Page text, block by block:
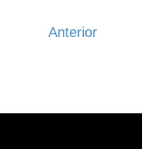
Anterior